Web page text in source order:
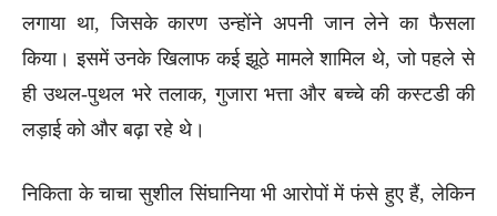
लगाया था, जिसके कारण उन्होंने अपनी जान लेने का फैसला
किया। इसमें उनके खिलाफ कई झूठे मामले शामिल थे, जो पहले से
ही उथल-पुथल भरे तलाक, गुजारा भत्ता और बच्चे की कस्टडी की
लड़ाई को और बढ़ा रहे थे।
निकिता के चाचा सुशील सिंघानिया भी आरोपों में फंसे हुए हैं, लेकिन